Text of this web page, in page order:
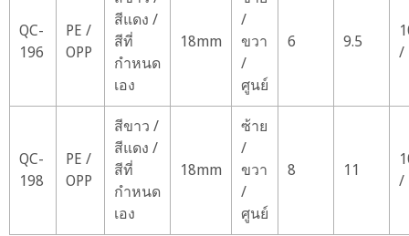
QC-
196
PE /
OPP
สีแดง /
สีที่
กำหนด
เอง
18mm
/
ขวา
/
ศูนย์
6 9.5
/
QC-
198
PE /
OPP
สีขาว /
สีแดง /
สีที่
กำหนด
เอง
18mm
ซ้าย
/
ขวา
/
ศูนย์
8 11
/